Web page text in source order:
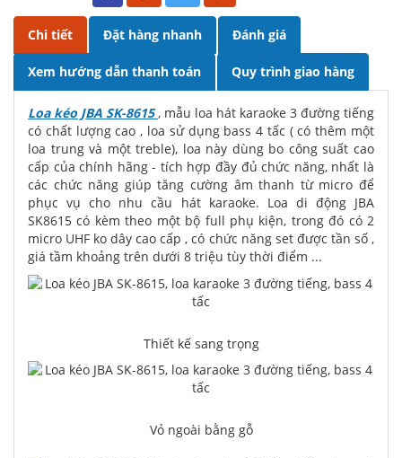
Chi tiết Đặt hàng nhanh Đánh giá
Xem hướng dẫn thanh toán Quy trình giao hàng
Loa kéo JBA SK-8615, mẫu loa hát karaoke 3 đường tiếng
có chất lượng cao , loa sử dụng bass 4 tấc ( có thêm một
loa trung và một treble), loa này dùng bo công suất cao
cấp của chính hãng - tích hợp đầy đủ chức năng, nhất là
các chức năng giúp tăng cường âm thanh từ micro để
phục vụ cho nhu cầu hát karaoke. Loa di động JBA
SK8615 có kèm theo một bộ full phụ kiện, trong đó có 2
micro UHF ko dây cao cấp , có chức năng set được tần số ,
giá tầm khoảng trên dưới 8 triệu tùy thời điểm ...
Thiết kế sang trọng
Vỏ ngoài bằng gỗ